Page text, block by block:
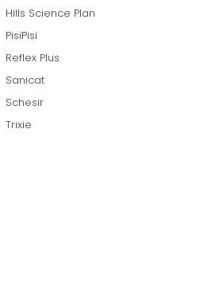
Hills Science Plan
PisiPisi
Reflex Plus
Sanicat
Schesir
Trixie